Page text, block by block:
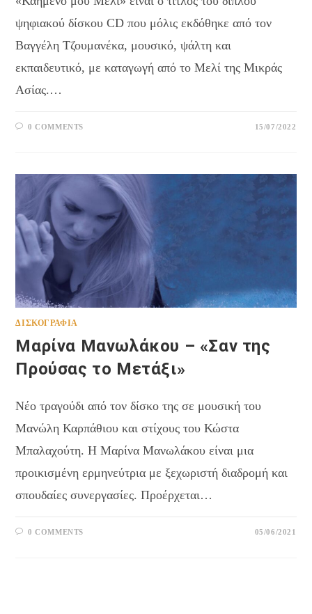
ψηφιακού δίσκου CD που μόλις εκδόθηκε από τον
Βαγγέλη Τζουμανέκα, μουσικό, ψάλτη και
εκπαιδευτικό, με καταγωγή από το Μελί της Μικράς
Ασίας.…
0 COMMENTS 15/07/2022
ΔΙΣΚΟΓΡΑΦΊΑ
Μαρίνα Μανωλάκου – «Σαν της
Προύσας το Μετάξι»
Νέο τραγούδι από τον δίσκο της σε μουσική του
Μανώλη Καρπάθιου και στίχους του Κώστα
Μπαλαχούτη. Η Μαρίνα Μανωλάκου είναι μια
προικισμένη ερμηνεύτρια με ξεχωριστή διαδρομή και
σπουδαίες συνεργασίες. Προέρχεται…
0 COMMENTS 05/06/2021